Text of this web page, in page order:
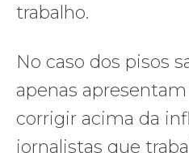
trabalho.
No caso dos pisos
apenas
corrigir acima da
jornalistas que